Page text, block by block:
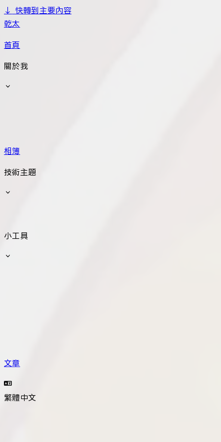
↓快轉到主要內容
乾太
首頁
關於我
相簿
技術主題
小工具
文章
繁體中文